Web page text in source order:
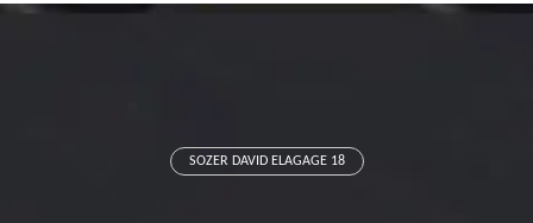
SOZER DAVID ELAGAGE 18